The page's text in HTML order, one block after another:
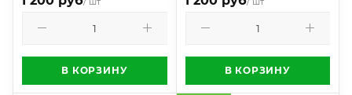
В КОРЗИНУ В КОРЗИНУ